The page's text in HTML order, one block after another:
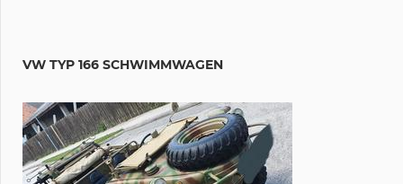
VW TYP 166 SCHWIMMWAGEN